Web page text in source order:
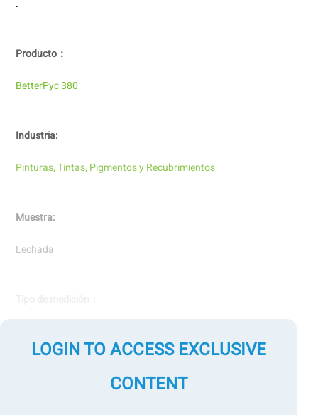
.
Producto：
BetterPyc 380
Industria:
Pinturas, Tintas, Pigmentos y Recubrimientos
Muestra:
Lechada
Medición por tecnología：
LOGIN TO ACCESS EXCLUSIVE
CONTENT